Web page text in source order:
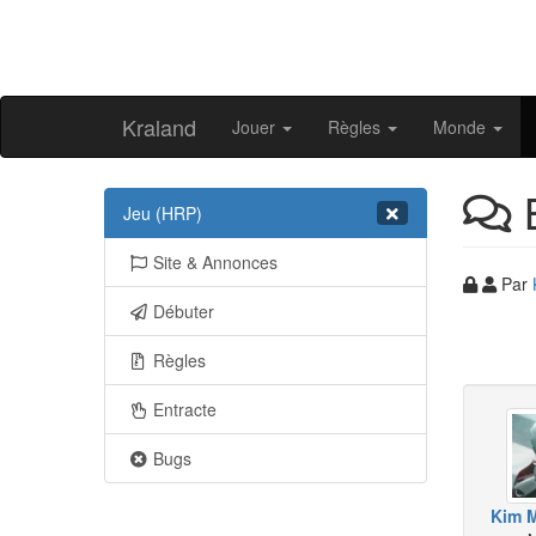
Kraland Jouer Règles Monde
Jeu (HRP)
Site & Annonces
Débuter
Règles
Entracte
Bugs
Par
Kim